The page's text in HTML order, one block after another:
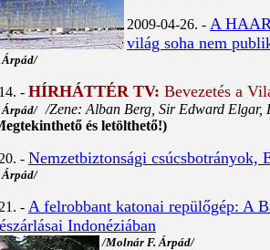
2009-04-26. - A
világ soha nem
- HÍRHÁTTÉR TV: Bevezetés a
Árpád//Zene: Alban Berg, Sir Edward
és letölthető!)
- Nemzetbiztonsági
- A felrobbant katonai repülőgép: A
Indonéziában
/Molnár F. Árpád/